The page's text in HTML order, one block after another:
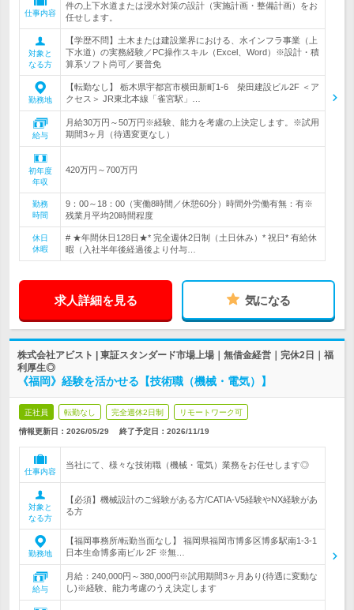
仕事内容
件の上下水道または浸水対策の設計（実施計画・整備計画）をお
任せします。
対象と
なる方
【学歴不問】土木または建設業界における、水インフラ事業（上
下水道）の実務経験／PC操作スキル（Excel、Word）※設計・積
算系ソフト尚可／要普免
勤務地
【転勤なし】 栃木県宇都宮市横田新町1-6 柴田建設ビル2F ＜ア
クセス＞ JR東北本線「雀宮駅」…
給与
月給30万円～50万円※経験、能力を考慮の上決定します。※試用
期間3ヶ月（待遇変更なし）
初年度
年収
420万円～700万円
勤務
時間
9：00～18：00（実働8時間／休憩60分）時間外労働有無：有※
残業月平均20時間程度
休日
休暇
# ★年間休日128日★* 完全週休2日制（土日休み）* 祝日* 有給休
暇（入社半年後経過後より付与…
求人詳細を見る 気になる
株式会社アビスト | 東証スタンダード市場上場｜無借金経営｜完休2日｜福
利厚生◎
《福岡》経験を活かせる【技術職（機械・電気）】
正社員 転勤なし 完全週休2日制 リモートワーク可
情報更新日：2026/05/29 終了予定日： 2026/11/19
仕事内容
当社にて、様々な技術職（機械・電気）業務をお任せします◎
対象と
なる方
【必須】機械設計のご経験がある方/CATIA-V5経験やNX経験があ
る方
勤務地
【福岡事務所/転勤当面なし】 福岡県福岡市博多区博多駅南1-3-1
日本生命博多南ビル 2F ※無…
給与
月給：240,000円～380,000円※試用期間3ヶ月あり(待遇に変動な
し)※経験、能力考慮のうえ決定します